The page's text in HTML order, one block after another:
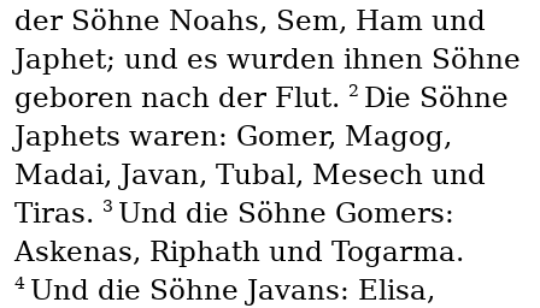
der Söhne Noahs, Sem, Ham und
Japhet; und es wurden ihnen Söhne
geboren nach der Flut. 2 Die Söhne
Japhets waren: Gomer, Magog,
Madai, Javan, Tubal, Mesech und
Tiras. 3 Und die Söhne Gomers:
Askenas, Riphath und Togarma.
4 Und die Söhne Javans: Elisa,